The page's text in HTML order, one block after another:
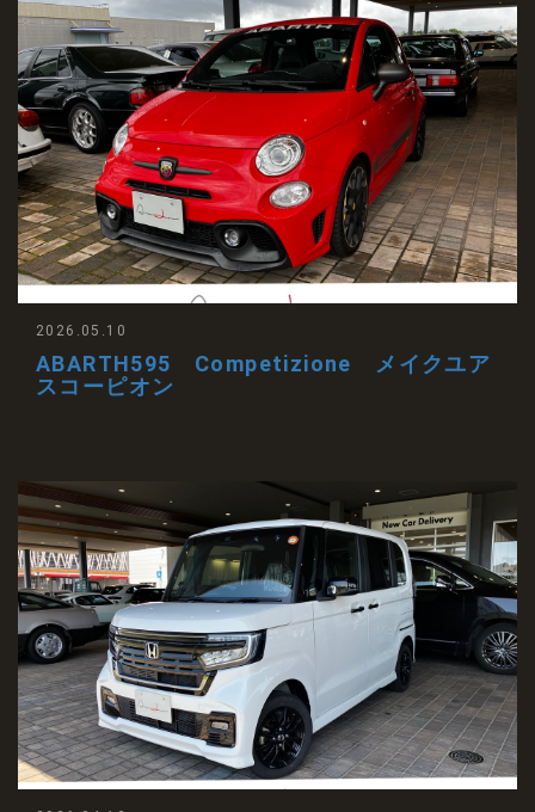
ABARTH595 Competizione メイクユア
スコーピオン
2026.05.10